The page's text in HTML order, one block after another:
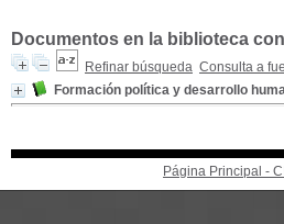
Documentos en la biblioteca
Refinar búsqueda Consulta a
Formación política y desarrollo
Página Principal -